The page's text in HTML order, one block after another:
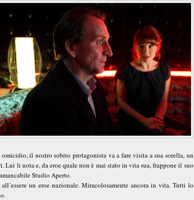
il nostro sobrio protagonista va a fare visita a sua sorella, un
li nota e, da eroe quale non è mai stato in vita sua, frappone il suo
Studio Aperto.
un eroe nazionale. Miracolosamente ancora in vita. Tutti lo